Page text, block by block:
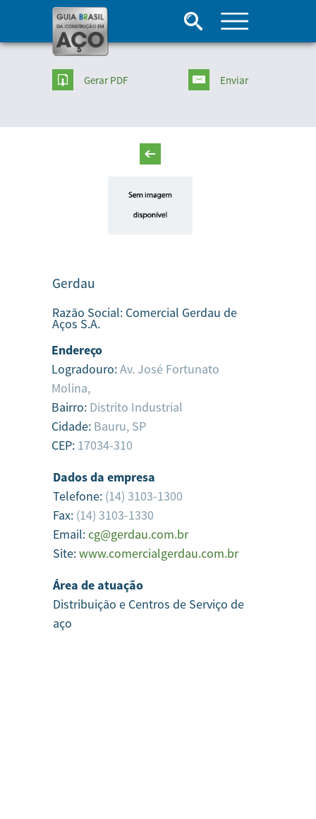
Gerar PDF Enviar
Gerdau
Razão Social: Comercial Gerdau de
Aços S.A.
Endereço
Logradouro:Av. José Fortunato
Molina,
Bairro: Distrito Industrial
Cidade: Bauru, SP
CEP: 17034-310
Dados da empresa
Telefone: (14) 3103-1300
Fax: (14) 3103-1330
Email:cg@gerdau.com.br
Site:www.comercialgerdau.com.br
Área de atuação
Distribuição e Centros de Serviço de
aço